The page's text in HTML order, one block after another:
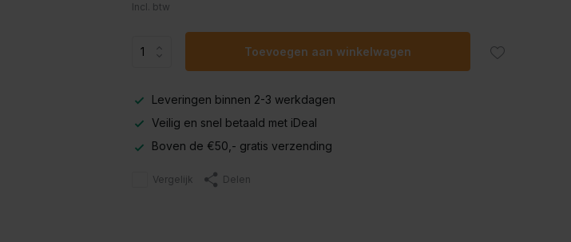
Incl. btw
Toevoegen aan winkelwagen
Leveringen binnen 2-3 werkdagen
Veilig en snel betaald met iDeal
Boven de €50,- gratis verzending
Vergelijk Delen